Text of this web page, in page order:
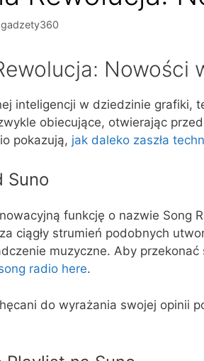
gadzety360
Nowości
inteligencji w dziedzinie grafiki,
obiecujące, otwierając
pokazują, jak daleko zaszła
Suno
funkcję o nazwie Song
ciągły strumień podobnych
muzyczne. Aby
radio here.
do wyrażania swojej opinii